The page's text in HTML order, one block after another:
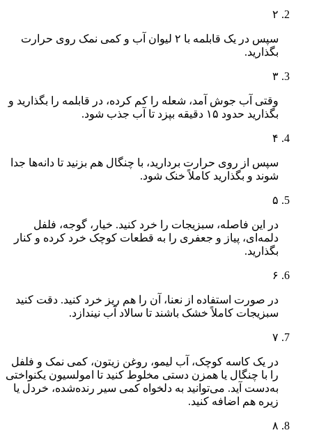
سپس در یک قابلمه با ۲ لیوان آب و کمی نمک روی حرارت
وقتی آب جوش آمد، شعله را کم کرده، در قابلمه را بگذارید و
بگذارید حدود ۱۵ دقیقه بپزد تا آب جذب شود.
سپس از روی حرارت بردارید، با چنگال هم بزنید تا دانه‌ها جدا
شوند و بگذارید کاملاً خنک شود.
در این فاصله، سبزیجات را خرد کنید. خیار، گوجه، فلفل
دلمه‌ای، پیاز و جعفری را به قطعات کوچک خرد کرده و کنار
در صورت استفاده از نعنا، آن را هم ریز خرد کنید. دقت کنید
سبزیجات کاملاً خشک باشند تا سالاد آب نیندازد.
در یک کاسه کوچک، آب لیمو، روغن زیتون، کمی نمک و فلفل
را با چنگال یا همزن دستی مخلوط کنید تا امولسیون یکنواختی
به‌دست آید. می‌توانید به دلخواه کمی سیر رنده‌شده، خردل یا
زیره هم اضافه کنید.